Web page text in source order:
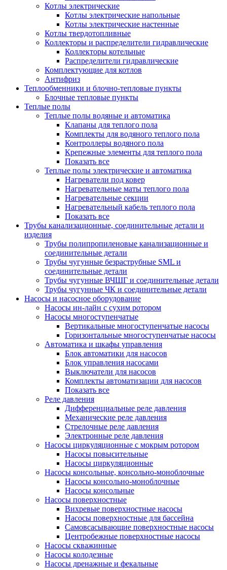
Котлы электрические
Котлы электрические напольные
Котлы электрические настенные
Котлы твердотопливные
Коллекторы и распределители гидравлические
Коллекторы котельные
Распределители гидравлические
Комплектующие для котлов
Антифриз
Теплообменники и блочно-тепловые пункты
Блочные тепловые пункты
Теплые полы
Теплые полы водяные и автоматика
Клапаны для теплого пола
Комплекты для водяного теплого пола
Контроллеры водяного пола
Крепежные элементы для теплого пола
Показать все
Теплые полы электрические и автоматика
Нагреватели под ковер
Нагревательные маты теплого пола
Нагревательные секции
Нагревательный кабель теплого пола
Показать все
Трубы канализационные, соединительные детали и
изделия
Трубы полипропиленовые канализационные и
соединительные детали
Трубы чугунные безраструбные SML и
соединительные детали
Трубы чугунные ВЧШГ и соединительные детали
Трубы чугунные ЧК и соединительные детали
Насосы и насосное оборудование
Насосы ин-лайн с сухим ротором
Насосы многоступенчатые
Вертикальные многоступенчатые насосы
Горизонтальные многоступенчатые насосы
Автоматика и шкафы управления
Блок автоматики для насосов
Блок управления насосами
Выключатели для насосов
Комплекты автоматизации для насосов
Показать все
Реле давления
Дифференциальные реле давления
Механические реле давления
Стрелочные реле давления
Электронные реле давления
Насосы циркуляционные с мокрым ротором
Насосы повысительные
Насосы циркуляционные
Насосы консольные, консольно-моноблочные
Насосы консольно-моноблочные
Насосы консольные
Насосы поверхностные
Вихревые поверхностные насосы
Насосы поверхностные для бассейна
Самовсасывающие поверхностные насосы
Центробежные поверхностные насосы
Насосы скважинные
Насосы колодезные
Насосы дренажные и фекальные